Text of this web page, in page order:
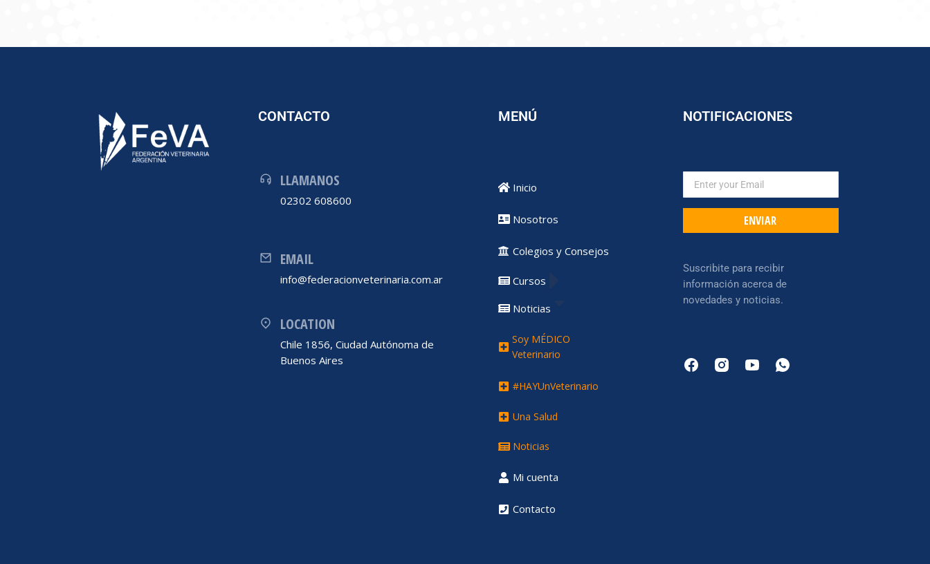
CONTACTO
LLAMANOS
02302 608600
EMAIL
info@federacionveterinaria.com.ar
LOCATION
Chile 1856, Ciudad Autónoma de
Buenos Aires
MENÚ
Inicio
Nosotros
Colegios y Consejos
Cursos
Noticias
Soy MÉDICO
Veterinario
#HAYUnVeterinario
Una Salud
Noticias
Mi cuenta
Contacto
NOTIFICACIONES
ENVIAR
Suscribite para recibir
información acerca de
novedades y noticias.